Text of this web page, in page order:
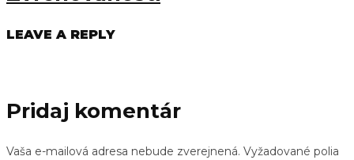
LEAVE A REPLY
Pridaj komentár
Vaša e-mailová adresa nebude zverejnená. Vyžadované polia